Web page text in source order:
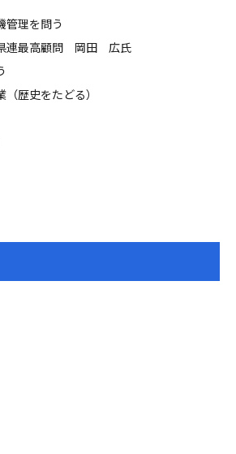
管理を問う
連最高顧問 岡田 広氏
歴史をたどる）